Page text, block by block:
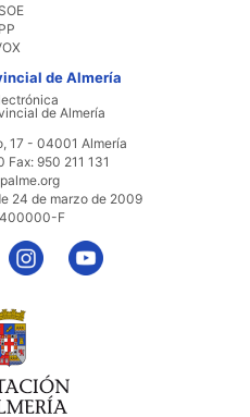
PP
de Almería
de Almería
17 - 04001 Almería
Fax: 950 211 131
24 de marzo de 2009
F